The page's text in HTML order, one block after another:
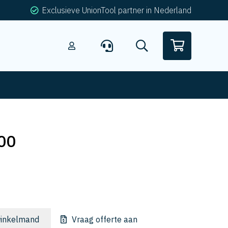
Exclusieve UnionTool partner in Nederland
Vraag offerte aan